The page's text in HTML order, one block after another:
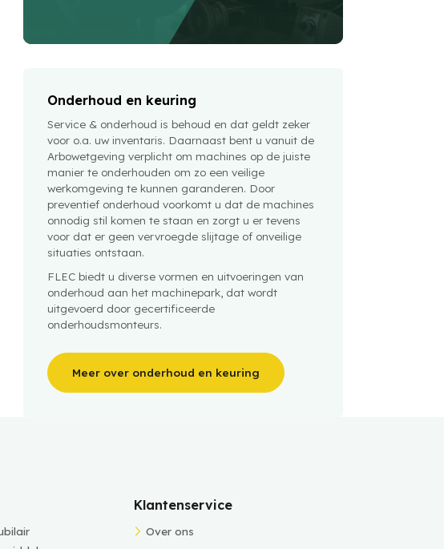
Onderhoud en keuring
Service & onderhoud is behoud en dat geldt zeker
voor o.a. uw inventaris. Daarnaast bent u vanuit de
Arbowetgeving verplicht om machines op de juiste
manier te onderhouden om zo een veilige
werkomgeving te kunnen garanderen. Door
preventief onderhoud voorkomt u dat de machines
onnodig stil komen te staan en zorgt u er tevens
voor dat er geen vervroegde slijtage of onveilige
situaties ontstaan.
FLEC biedt u diverse vormen en uitvoeringen van
onderhoud aan het machinepark, dat wordt
uitgevoerd door gecertificeerde
onderhoudsmonteurs.
Meer over onderhoud en keuring
Klantenservice
Over ons